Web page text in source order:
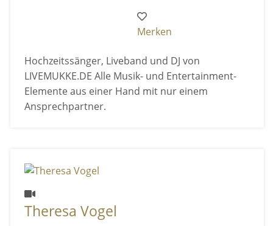
Merken
Hochzeitssänger, Liveband und DJ von
LIVEMUKKE.DE Alle Musik- und Entertainment-
Elemente aus einer Hand mit nur einem
Ansprechpartner.
Theresa Vogel